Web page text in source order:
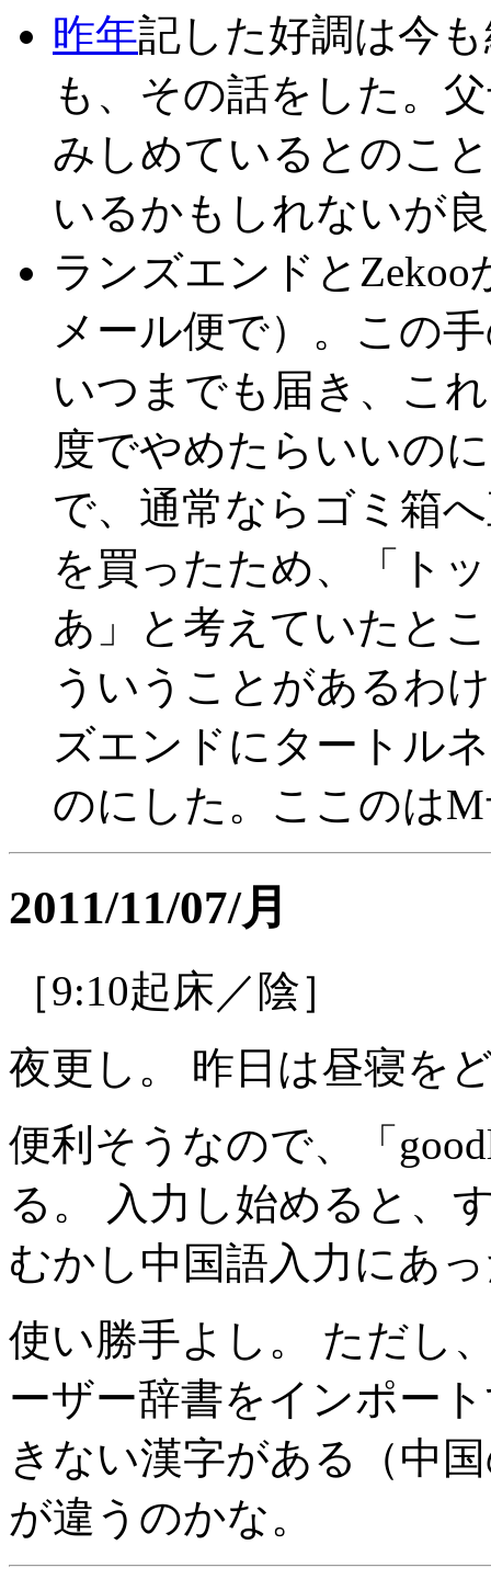
昨年記した好調は今
も、その話をした。
みしめているとのこ
いるかもしれないが
ランズエンドと
メール便で）。この
いつまでも届き、こ
度でやめたらいいの
で、通常ならゴミ箱
を買ったため、「ト
あ」と考えていたと
ういうことがあるわ
ズエンドにタートル
のにした。ここのは
2011/11/07/月
［9:10起床／陰］
夜更し。 昨日は昼寝を
便利そうなので、「
る。 入力し始めると、
むかし中国語入力にあ
使い勝手よし。 ただし
ーザー辞書をインポー
きない漢字がある（中
が違うのかな。